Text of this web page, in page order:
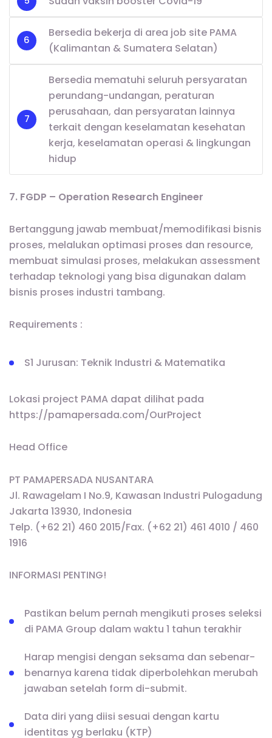
Bersedia bekerja di area job site PAMA
(Kalimantan & Sumatera Selatan)
Bersedia mematuhi seluruh persyaratan
perundang-undangan, peraturan
perusahaan, dan persyaratan lainnya
terkait dengan keselamatan kesehatan
kerja, keselamatan operasi & lingkungan
hidup
7. FGDP – Operation Research Engineer
Bertanggung jawab membuat/memodifikasi bisnis
proses, melalukan optimasi proses dan resource,
membuat simulasi proses, melakukan assessment
terhadap teknologi yang bisa digunakan dalam
bisnis proses industri tambang.
Requirements :
S1 Jurusan: Teknik Industri & Matematika
Lokasi project PAMA dapat dilihat pada
https://pamapersada.com/OurProject
Head Office
PT PAMAPERSADA NUSANTARA
Jl. Rawagelam I No.9, Kawasan Industri Pulogadung
Jakarta 13930, Indonesia
Telp. (+62 21) 460 2015/Fax. (+62 21) 461 4010 / 460
1916
INFORMASI PENTING!
Pastikan belum pernah mengikuti proses seleksi
di PAMA Group dalam waktu 1 tahun terakhir
Harap mengisi dengan seksama dan sebenar-
benarnya karena tidak diperbolehkan merubah
jawaban setelah form di-submit.
Data diri yang diisi sesuai dengan kartu
identitas yg berlaku (KTP)